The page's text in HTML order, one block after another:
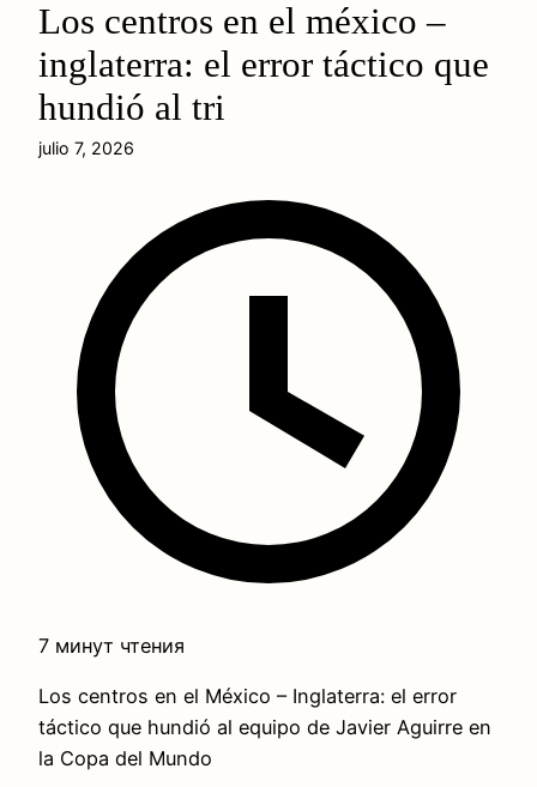
Los centros en el méxico –
inglaterra: el error táctico que
hundió al tri
julio 7, 2026
7 минут чтения
Los centros en el México – Inglaterra: el error
táctico que hundió al equipo de Javier Aguirre en
la Copa del Mundo